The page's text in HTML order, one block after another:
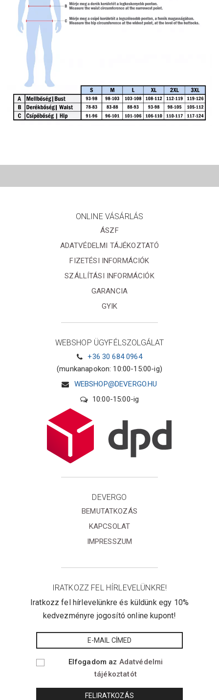
ONLINE VÁSÁRLÁS
ÁSZF
ADATVÉDELMI TÁJÉKOZTATÓ
FIZETÉSI INFORMÁCIÓK
SZÁLLÍTÁSI INFORMÁCIÓK
GARANCIA
GYIK
WEBSHOP ÜGYFÉLSZOLGÁLAT
+36 30 684 0964
(munkanapokon: 10:00-15:00-ig)
WEBSHOP@DEVERGO.HU
10:00-15:00-ig
DEVERGO
BEMUTATKOZÁS
KAPCSOLAT
IMPRESSZUM
IRATKOZZ FEL HÍRLEVELÜNKRE!
Iratkozz fel hírlevelünkre és küldünk egy 10%
kedvezményre jogosító online kupont!
Elfogadom az Adatvédelmi
tájékoztatót